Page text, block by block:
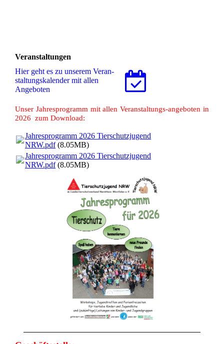
Veranstaltungen
Hier geht es zu unserem Ver­an­
stal­tungs­ka­len­der mit allen
Angeboten
Unser Jahresprogramm mit allen Veranstaltungs-angeboten in
2026 zum Download:
Jahresprogramm 2026 Tierschutzjugend
NRW.pdf(8.05MB)
Jahresprogramm 2026 Tierschutzjugend
NRW.pdf(8.05MB)